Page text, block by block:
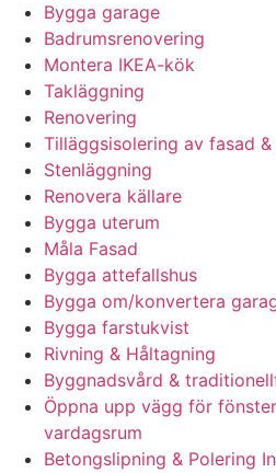
Bygga garage
Badrumsrenovering
Montera IKEA-kök
Takläggning
Renovering
Tilläggsisolering av fasad
Stenläggning
Renovera källare
Bygga uterum
Måla Fasad
Bygga attefallshus
Bygga om/konvertera
Bygga farstukvist
Rivning & Håltagning
Byggnadsvård &
Öppna upp vägg för
vardagsrum
Betongslipning & Polering